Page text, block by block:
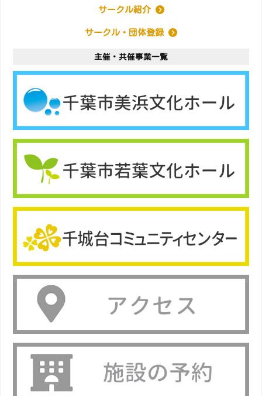
サークル紹介
サークル・団体登録
主催・共催事業一覧